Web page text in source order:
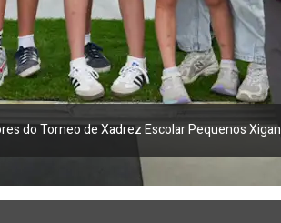
do Torneo de Xadrez Escolar Pequenos